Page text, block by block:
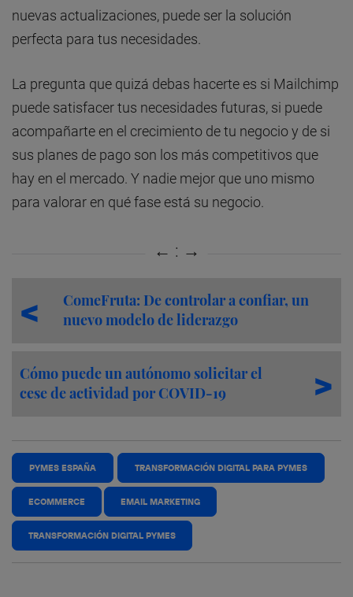
nuevas actualizaciones, puede ser la solución
perfecta para tus necesidades.
La pregunta que quizá debas hacerte es si Mailchimp
puede satisfacer tus necesidades futuras, si puede
acompañarte en el crecimiento de tu negocio y de si
sus planes de pago son los más competitivos que
hay en el mercado. Y nadie mejor que uno mismo
para valorar en qué fase está su negocio.
ComeFruta: De controlar a confiar, un
nuevo modelo de liderazgo
Cómo puede un autónomo solicitar el
cese de actividad por COVID-19
PYMES ESPAÑA TRANSFORMACIÓN DIGITAL PARA PYMES
ECOMMERCE EMAIL MARKETING
TRANSFORMACIÓN DIGITAL PYMES